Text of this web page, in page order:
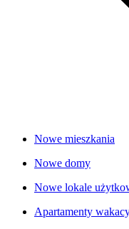
Nowe mieszkania
Nowe domy
Nowe lokale
Apartamenty